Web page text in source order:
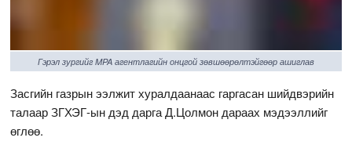
Гэрэл зургийг MPA агентлагийн онцгой зөвшөөрөлтэйгөөр ашиглав
Засгийн газрын ээлжит хуралдаанаас гаргасан шийдвэрийн
талаар ЗГХЭГ-ын дэд дарга Д.Цолмон дараах мэдээллийг
өглөө.